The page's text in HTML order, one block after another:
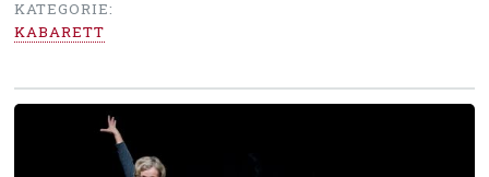
KATEGORIE:
KABARETT